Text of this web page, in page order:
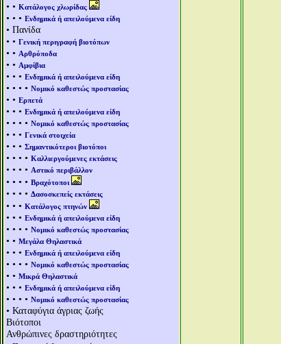
• • Κατάλογος χλωρίδας
• • • Ενδημικά ή απειλούμενα είδη
• Πανίδα
• • Γενική περιγραφή βιοτόπων
• • Αρθρόποδα
• • Αμφίβια
• • • Ενδημικά ή απειλούμενα είδη
• • • • Νομικό καθεστώς προστασίας
• • Ερπετά
• • • Ενδημικά ή απειλούμενα είδη
• • • • Νομικό καθεστώς προστασίας
• • • Γενικά στοιχεία
• • • Σημαντικότεροι βιοτόποι
• • • • Καλλιεργούμενες εκτάσεις
• • • • Αστικό περιβάλλον
• • • • Βραχότοποι
• • • • Δασοσκεπείς εκτάσεις
• • • Κατάλογος πτηνών
• • • Ενδημικά ή απειλούμενα είδη
• • • • Νομικό καθεστώς προστασίας
• • Μεγάλα Θηλαστικά
• • • Ενδημικά ή απειλούμενα είδη
• • • • Νομικό καθεστώς προστασίας
• • Μικρά Θηλαστικά
• • • Ενδημικά ή απειλούμενα είδη
• • • • Νομικό καθεστώς προστασίας
• Καταφύγια άγριας ζωής
Βιότοποι
Ανθρώπινες δραστηριότητες